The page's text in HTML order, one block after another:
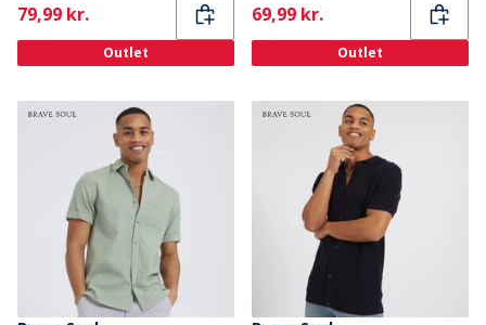
Current
79,99 kr.
Outlet
Current
69,99 kr.
Outlet